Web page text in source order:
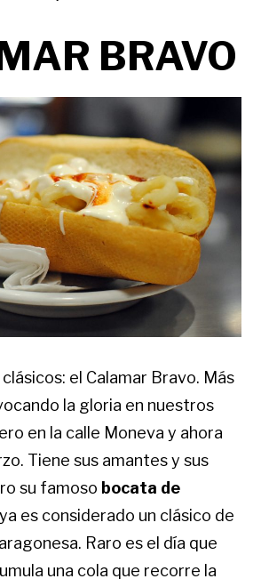
BRAVO
el Calamar Bravo. Más
la gloria en nuestros
en la calle Moneva y ahora
Tiene sus amantes y sus
su famoso bocata de
ya es considerado un clásico de
Raro es el día que
una cola que recorre la